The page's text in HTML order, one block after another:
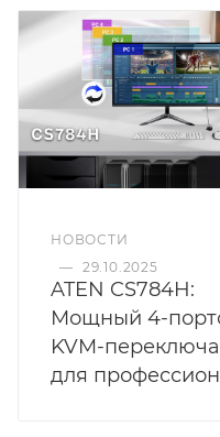
НОВОСТИ
— 29.10.2025
ATEN CS784H:
Мощный 4-
KVM-
для